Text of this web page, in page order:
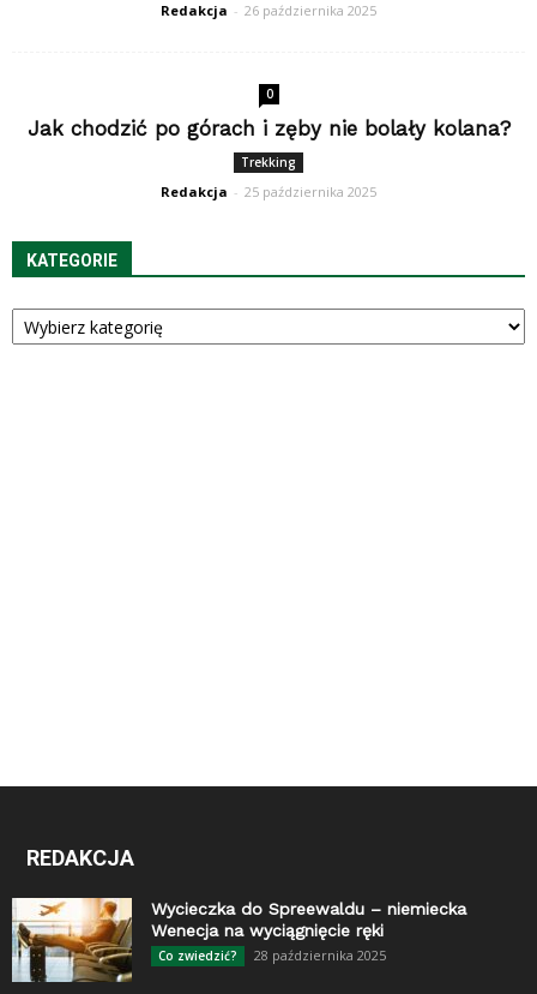
Redakcja - 26 października 2025
0
Jak chodzić po górach i zęby nie bolały kolana?
Trekking
Redakcja - 25 października 2025
KATEGORIE
Kategorie
REDAKCJA
Wycieczka do Spreewaldu – niemiecka
Wenecja na wyciągnięcie ręki
Co zwiedzić? 28 października 2025